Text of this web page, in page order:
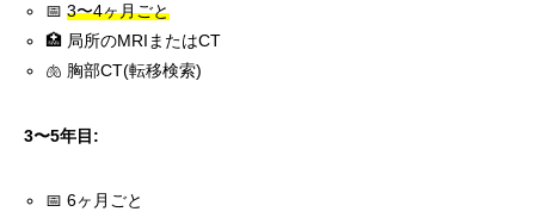
📅3〜4ヶ月ごと
🏥 局所のMRIまたはCT
🫁 胸部CT(転移検索)
3〜5年目:
📅 6ヶ月ごと